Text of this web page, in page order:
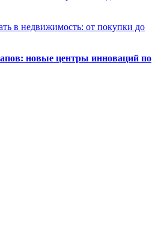
в недвижимость: от покупки до
новые центры инноваций по